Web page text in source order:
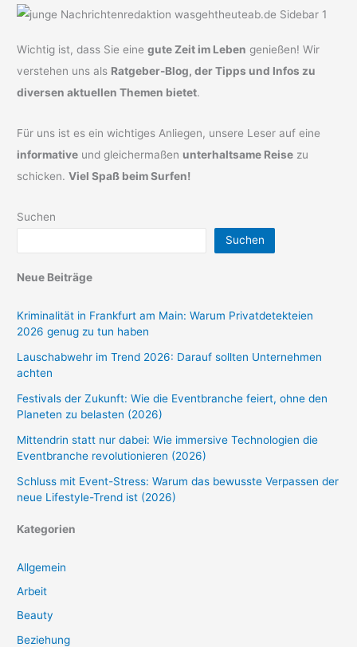
Wichtig ist, dass Sie einegute Zeit im Leben genießen! Wir
verstehen uns als Ratgeber-Blog, der Tipps und Infos zu
diversen aktuellen Themen bietet.
Für uns ist es ein wichtiges Anliegen, unsere Leser auf eine
informative und gleichermaßen unterhaltsame Reise zu
schicken.Viel Spaß beim Surfen!
Suchen
Suchen
Neue Beiträge
Kriminalität in Frankfurt am Main: Warum Privatdetekteien
2026 genug zu tun haben
Lauschabwehr im Trend 2026: Darauf sollten Unternehmen
achten
Festivals der Zukunft: Wie die Eventbranche feiert, ohne den
Planeten zu belasten (2026)
Mittendrin statt nur dabei: Wie immersive Technologien die
Eventbranche revolutionieren (2026)
Schluss mit Event-Stress: Warum das bewusste Verpassen der
neue Lifestyle-Trend ist (2026)
Kategorien
Allgemein
Arbeit
Beauty
Beziehung